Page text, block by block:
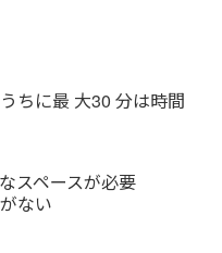
ちに最 大30 分は時間
スペースが必要
ない